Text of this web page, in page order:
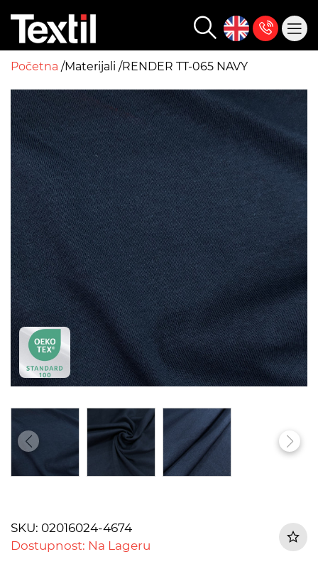
Početna Materijali RENDER TT-065 NAVY
SKU: 02016024-4674
Dostupnost: Na Lageru